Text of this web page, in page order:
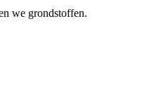
we grondstoffen.